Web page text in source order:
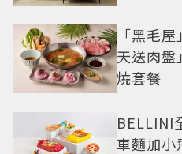
「黑毛
天送肉盤
燒套餐
BELLINI
車麵加小